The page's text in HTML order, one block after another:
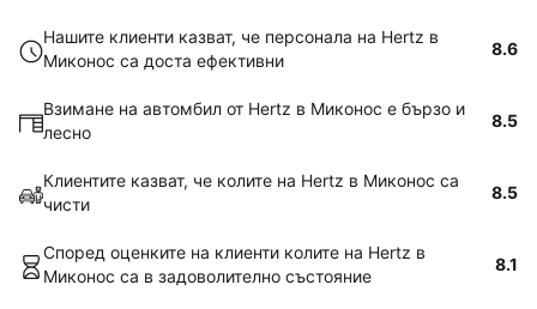
Нашите клиенти казват, че персонала на Hertz в
Миконос са доста ефективни
8.6
Взимане на автомбил от Hertz в Миконос е бързо и
лесно
8.5
Клиентите казват, че колите на Hertz в Миконос са
чисти
8.5
Според оценките на клиенти колите на Hertz в
Миконос са в задоволително състояние
8.1